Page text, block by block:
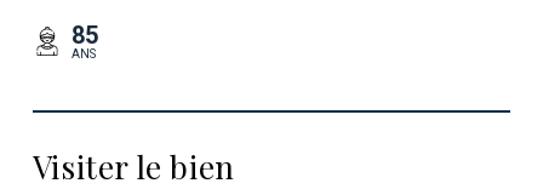
85
ANS
Visiter le bien